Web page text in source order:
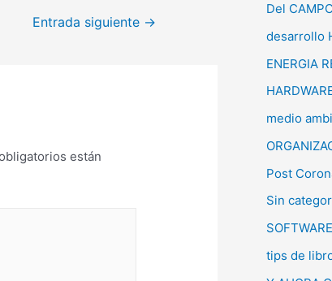
Entrada siguiente →
están
Del
desarrollo
ENERGIA
medio
Post
Sin
tips de